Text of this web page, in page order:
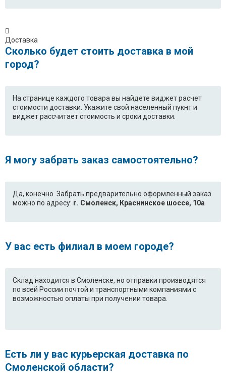
Ariston LSV46ABR
(37184770100)
Ariston LSV46BK
Ariston LSV46BR
Ariston LSV46WH
(37184810000)
Indesit D41IT
Indesit D42IT
(37271930000)
Indesit D42SSP
(37272230000)
Indesit DG6145W
Indesit DG6145W
Indesit DG6145WSK
Indesit DG6145WSK
Indesit DG6345W
Indesit DG6345W
(37182380000)
Indesit DG6345W
Доставка
Сколько будет стоить доставка в мой
город?
На странице каждого товара вы найдете виджет расчет
стоимости доставки. Укажите свой населенный пукнт и
виджет рассчитает стоимость и сроки доставки.
Я могу забрать заказ самостоятельно?
Да, конечно. Забрать предварительно оформленный заказ
можно по адресу: г. Смоленск, Краснинское шоссе, 10а
У вас есть филиал в моем городе?
Склад находится в Смоленске, но отправки производятся
по всей России почтой и транспортными компаниями с
возможностью оплаты при получении товара.
Есть ли у вас курьерская доставка по
Смоленской области?